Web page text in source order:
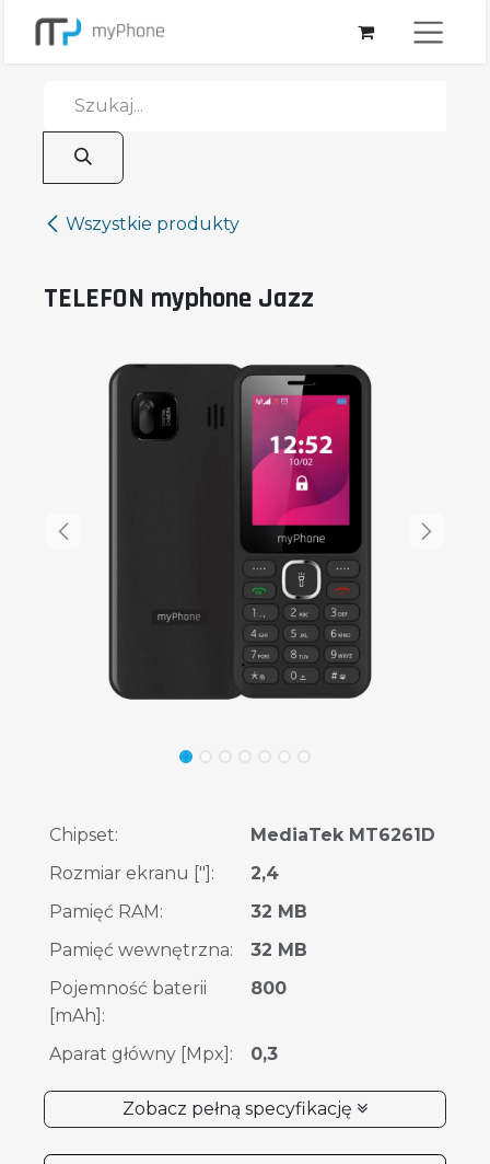
Wszystkie produkty
TELEFON myphone Jazz
Chipset:
MediaTek MT6261D
Rozmiar ekranu ["] :
2,4
Pamięć RAM:
32 MB
Pamięć wewnętrzna:
32 MB
Pojemność baterii
[mAh] :
800
Aparat główny [Mpx] : 0,3
Zobacz pełną specyfikację